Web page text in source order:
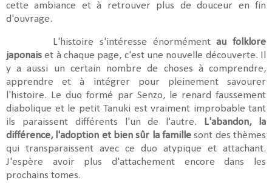
cette ambiance et à retrouver plus de douceur en fin
d'ouvrage.
L'histoire s'intéresse énormémentau folklore
japonais et à chaque page, c'est une nouvelle découverte. Il
y a aussi un certain nombre de choses à comprendre,
apprendre et à intégrer pour pleinement savourer
l'histoire. Le duo formé par Senzo, le renard faussement
diabolique et le petit Tanuki est vraiment improbable tant
ils paraissent différents l'un de l'autre.
L'abandon, la
différence, l'adoption et bien sûr la famille sont des thèmes
qui transparaissent avec ce duo atypique et attachant.
J'espère avoir plus d'attachement encore dans les
prochains tomes.